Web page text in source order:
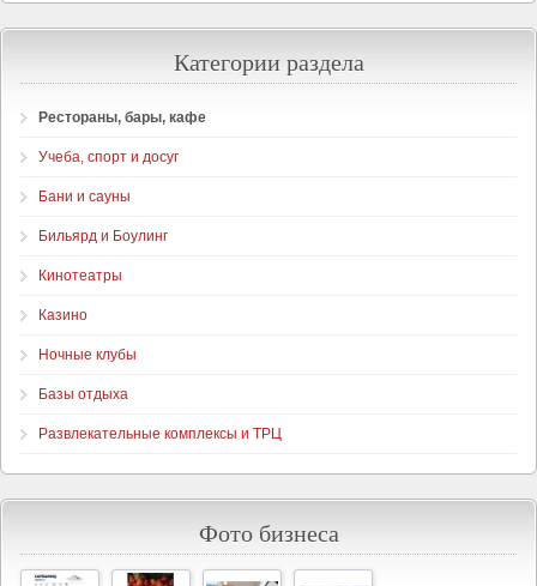
Категории раздела
Рестораны, бары, кафе
Учеба, спорт и досуг
Бани и сауны
Бильярд и Боулинг
Кинотеатры
Казино
Ночные клубы
Базы отдыха
Развлекательные комплексы и ТРЦ
Фото бизнеса